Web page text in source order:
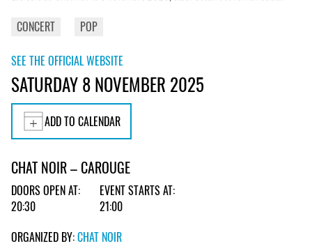
CONCERT
POP
SEE THE OFFICIAL WEBSITE
SATURDAY 8 NOVEMBER 2025
ADD TO CALENDAR
CHAT NOIR – CAROUGE
DOORS OPEN AT:
20:30
EVENT STARTS AT:
21:00
ORGANIZED BY:CHAT NOIR